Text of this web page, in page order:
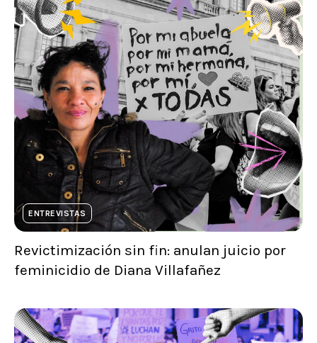
ENTREVISTAS
Revictimización sin fin: anulan juicio por
feminicidio de Diana Villafañez